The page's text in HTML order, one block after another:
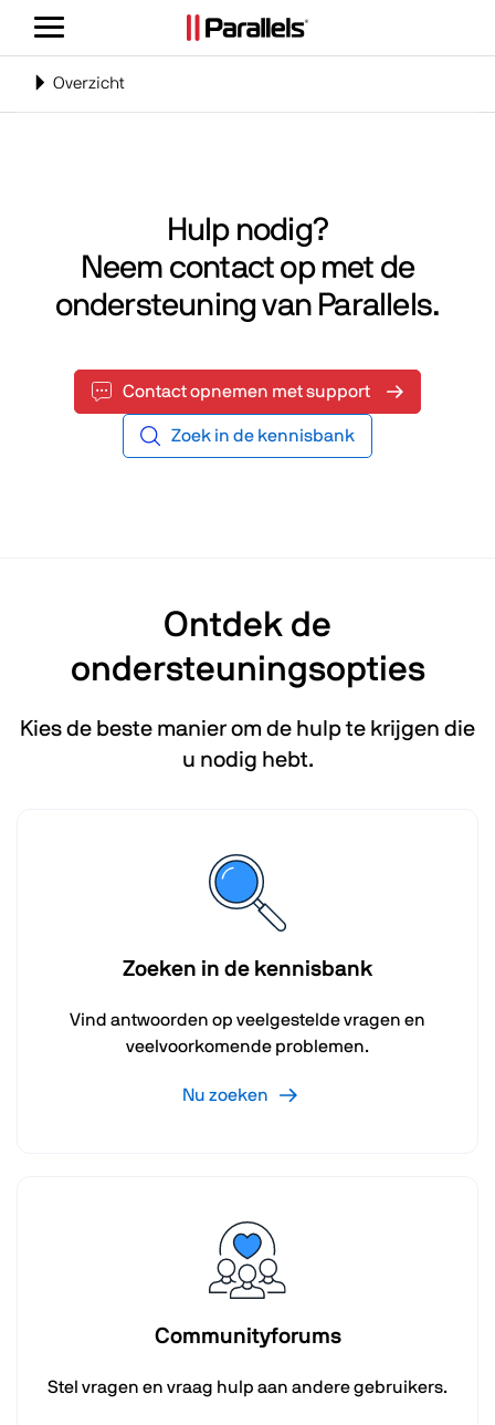
Navigatie
Navigatie
Overzicht
Hulp nodig?
Neem contact op met de
ondersteuning van Parallels.
Contact opnemen met support
Zoek in de kennisbank
Ontdek de
ondersteuningsopties
Kies de beste manier om de hulp te krijgen die
u nodig hebt.
Zoeken in de kennisbank
Vind antwoorden op veelgestelde vragen en
veelvoorkomende problemen.
Nu zoeken
Communityforums
Stel vragen en vraag hulp aan andere gebruikers.